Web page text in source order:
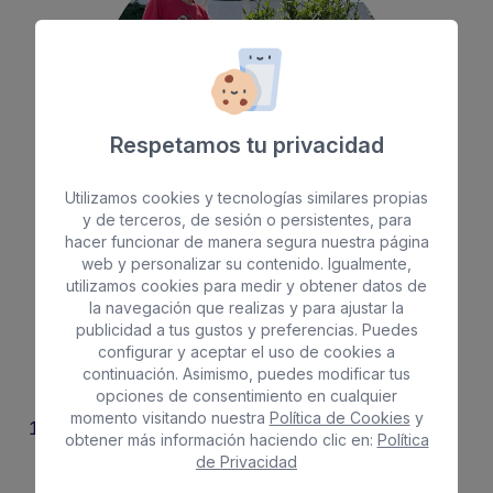
Grupos delApoyo Ocupacional
Actualmente contamos con 76 plazas, organizadas
en dos grupos:
Grupo ocupacional básico
Actividades orientadas al desarrollo personal, la
comunicación, la autonomía y las habilidades de la
Respetamos tu privacidad
Utilizamos cookies y tecnologías similares propias
y de terceros, de sesión o persistentes, para
hacer funcionar de manera segura nuestra página
web y personalizar su contenido. Igualmente,
utilizamos cookies para medir y obtener datos de
la navegación que realizas y para ajustar la
publicidad a tus gustos y preferencias. Puedes
configurar y aceptar el uso de cookies a
continuación. Asimismo, puedes modificar tus
opciones de consentimiento en cualquier
momento visitando nuestra Política de Cookies y
obtener más información haciendo clic en: Política
de Privacidad